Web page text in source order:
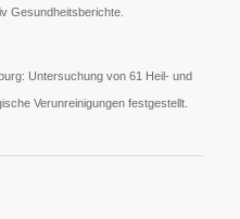
Gesundheitsberichte.
Untersuchung von 61 Heil- und
Verunreinigungen festgestellt.